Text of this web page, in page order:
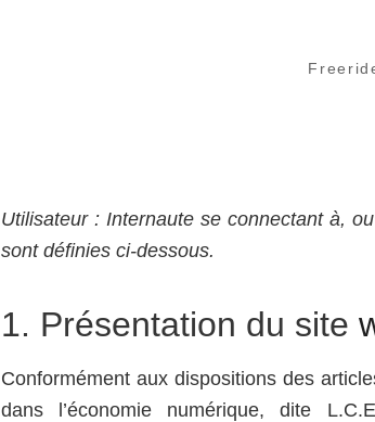
Utilisateur : Internaute se connectant à,
sont définies ci-dessous.
1. Présentation du site
Conformément aux dispositions des
dans l’économie numérique, dite